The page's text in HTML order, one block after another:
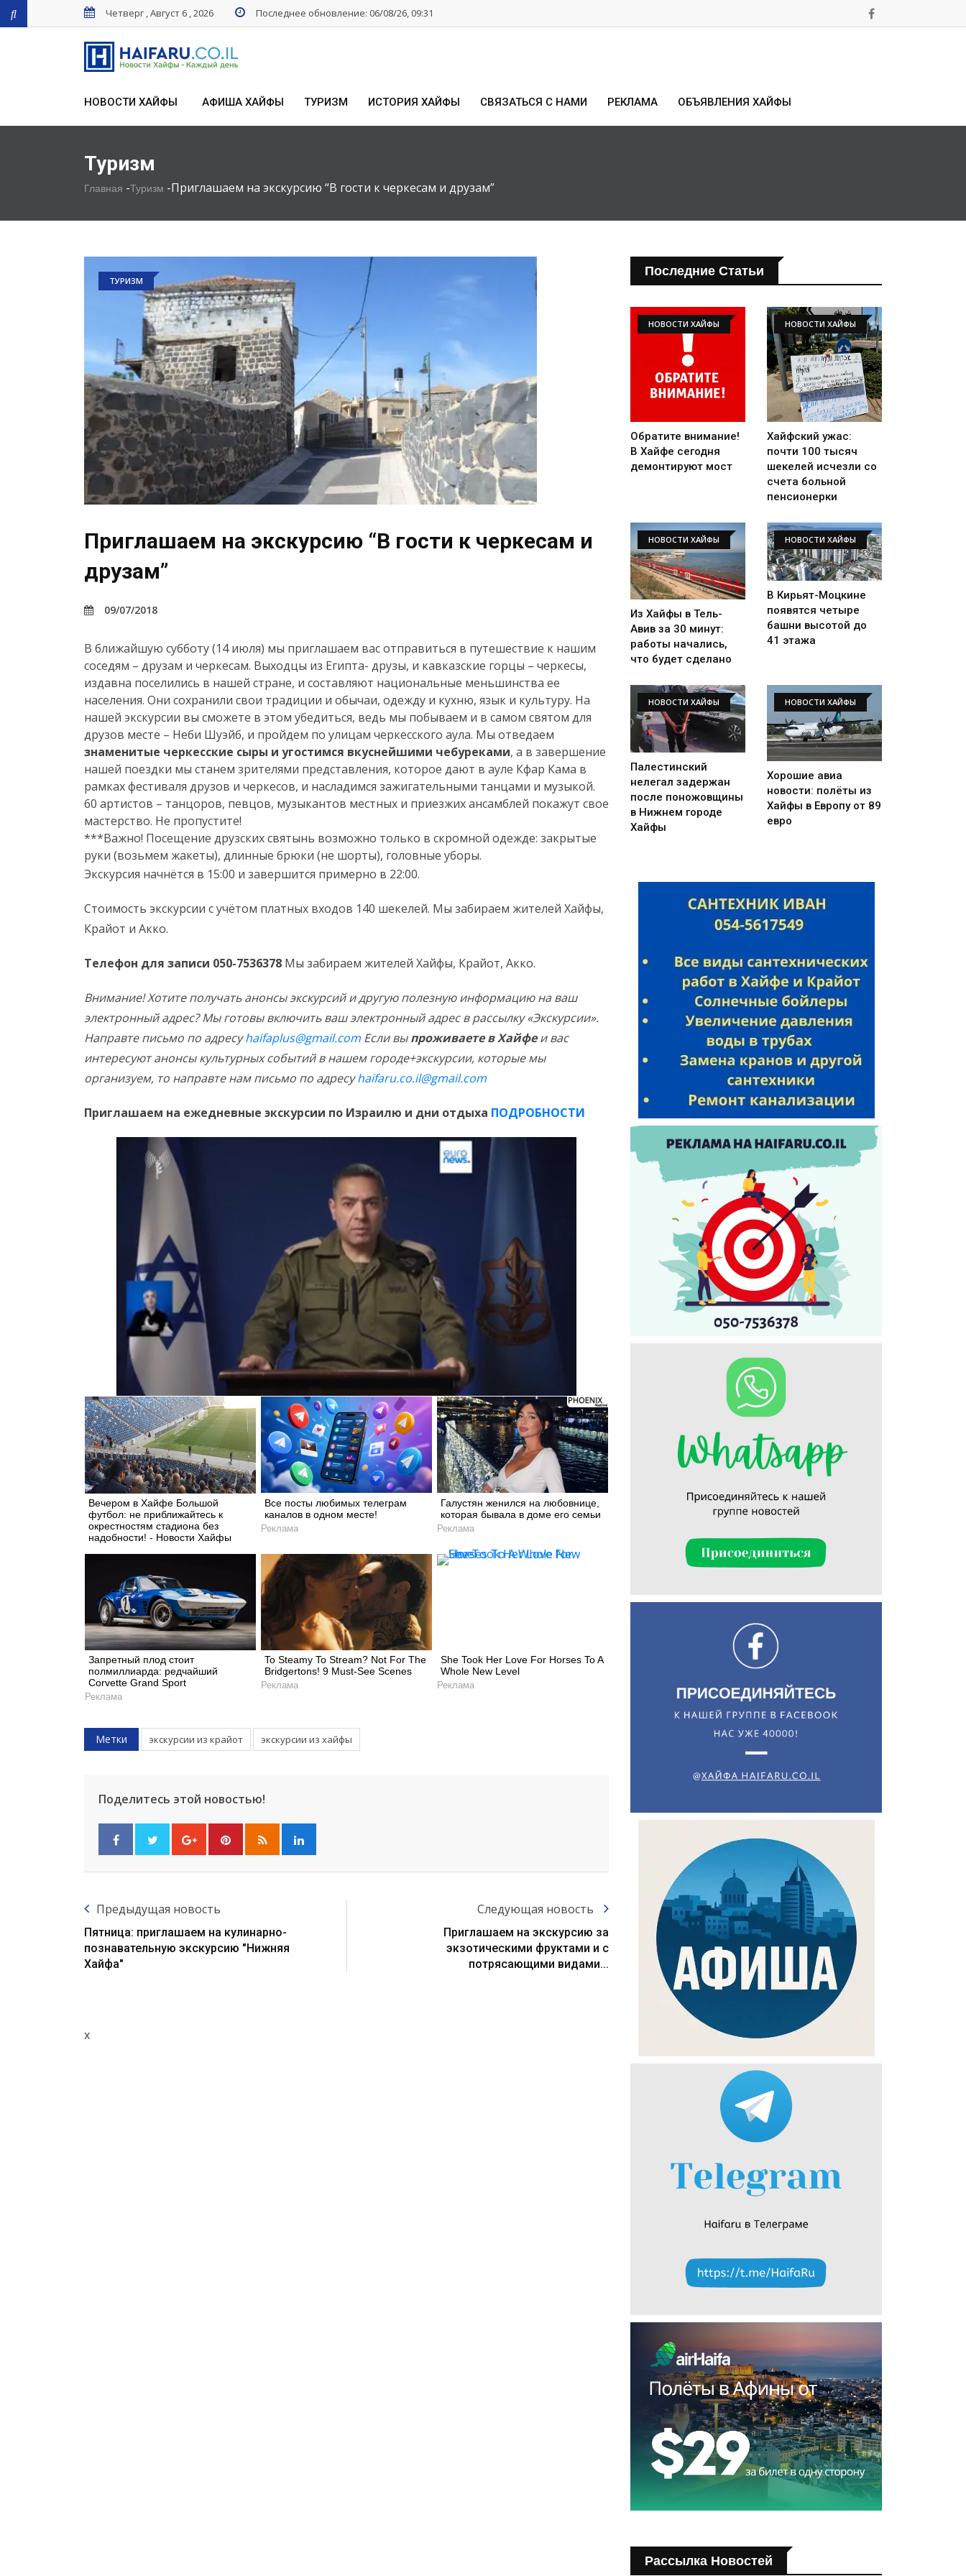
Четверг , Август 6 , 2026 Последнее обновление: 06/08/26, 09:31
НОВОСТИ ХАЙФЫ АФИША ХАЙФЫ ТУРИЗМ ИСТОРИЯ ХАЙФЫ СВЯЗАТЬСЯ С НАМИ РЕКЛАМА ОБЪЯВЛЕНИЯ ХАЙФЫ
Туризм
Главная -Туризм -Приглашаем на экскурсию “В гости к черкесам и друзам”
ТУРИЗМ
Приглашаем на экскурсию “В гости к черкесам и
друзам”
09/07/2018
В ближайшую субботу (14 июля) мы приглашаем вас отправиться в путешествие к нашим
соседям – друзам и черкесам. Выходцы из Египта- друзы, и кавказские горцы – черкесы,
издавна поселились в нашей стране, и составляют национальные меньшинства ее
населения. Они сохранили свои традиции и обычаи, одежду и кухню, язык и культуру. На
нашей экскурсии вы сможете в этом убедиться, ведь мы побываем и в самом святом для
друзов месте – Неби Шуэйб, и пройдем по улицам черкесского аула. Мы отведаем
знаменитые черкесские сыры и угостимся вкуснейшими чебуреками, а в завершение
нашей поездки мы станем зрителями представления, которое дают в ауле Кфар Кама в
рамках фестиваля друзов и черкесов, и насладимся зажигательными танцами и музыкой.
60 артистов – танцоров, певцов, музыкантов местных и приезжих ансамблей покажут свое
мастерство. Не пропустите!
***Важно! Посещение друзских святынь возможно только в скромной одежде: закрытые
руки (возьмем жакеты), длинные брюки (не шорты), головные уборы.
Экскурсия начнётся в 15:00 и завершится примерно в 22:00.
Стоимость экскурсии с учётом платных входов 140 шекелей. Мы забираем жителей Хайфы,
Крайот и Акко.
Телефон для записи 050-7536378 Мы забираем жителей Хайфы, Крайот, Акко.
Внимание! Хотите получать анонсы экскурсий и другую полезную информацию на ваш
электронный адрес? Мы готовы включить ваш электронный адрес в рассылку «Экскурсии».
Направте письмо по адресуhaifaplus@gmail.com Если выпроживаете в Хайфеи вас
интересуют анонсы культурных событий в нашем городе+экскурсии, которые мы
организуем, то направте нам письмо по адресуhaifaru.co.il@gmail.com
Приглашаем на ежедневные экскурсии по Израилю и дни отдыха ПОДРОБНОСТИ
Вечером в Хайфе Большой
футбол: не приближайтесь к
окрестностям стадиона без
надобности! - Новости Хайфы
Все посты любимых телеграм
каналов в одном месте!
Реклама
Галустян женился на любовнице,
которая бывала в доме его семьи
Реклама
Запретный плод стоит
полмиллиарда: редчайший
Corvette Grand Sport
Реклама
To Steamy To Stream? Not For The
Bridgertons! 9 Must-See Scenes
Реклама
She Took Her Love For Horses To A
Whole New Level
Реклама
Метки экскурсии из крайот экскурсии из хайфы
Поделитесь этой новостью!
Предыдущая новость
Пятница: приглашаем на кулинарно-
познавательную экскурсию "Нижняя
Хайфа"
Следующая новость
Приглашаем на экскурсию за
экзотическими фруктами и с
потрясающими видами...
x
Последние Статьи
НОВОСТИ ХАЙФЫ
Обратите внимание!
В Хайфе сегодня
демонтируют мост
НОВОСТИ ХАЙФЫ
Хайфский ужас:
почти 100 тысяч
шекелей исчезли со
счета больной
пенсионерки
НОВОСТИ ХАЙФЫ
Из Хайфы в Тель-
Авив за 30 минут:
работы начались,
что будет сделано
НОВОСТИ ХАЙФЫ
В Кирьят-Моцкине
появятся четыре
башни высотой до
41 этажа
НОВОСТИ ХАЙФЫ
Палестинский
нелегал задержан
после поножовщины
в Нижнем городе
Хайфы
НОВОСТИ ХАЙФЫ
Хорошие авиа
новости: полёты из
Хайфы в Европу от 89
евро
Рассылка Новостей